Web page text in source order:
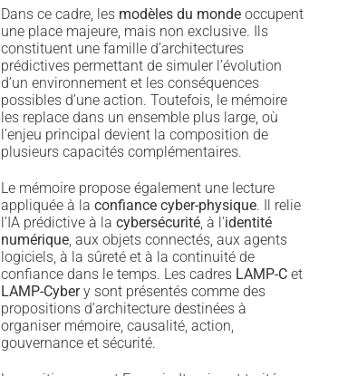
Dans ce cadre, les modèles du mondeoccupent
une place majeure, mais non exclusive. Ils
constituent une famille d’architectures
prédictives permettant de simuler l’évolution
d’un environnement et les conséquences
possibles d’une action. Toutefois, le mémoire
les replace dans un ensemble plus large, où
l’enjeu principal devient la composition de
plusieurs capacités complémentaires.
Le mémoire propose également une lecture
appliquée à la confiance cyber-physique. Il relie
l’IA prédictive à la cybersécurité, à l’identité
numérique, aux objets connectés, aux agents
logiciels, à la sûreté et à la continuité de
confiance dans le temps. Les cadres LAMP-Cet
LAMP-Cybery sont présentés comme des
propositions d’architecture destinées à
organiser mémoire, causalité, action,
gouvernance et sécurité.